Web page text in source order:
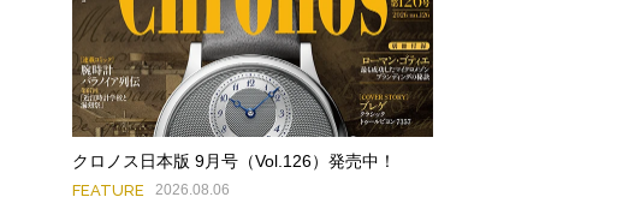
クロノス日本版 9月号（Vol.126）発売中！
FEATURE 2026.08.06